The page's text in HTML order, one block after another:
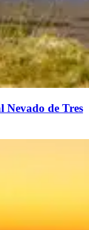
Nevado de Tres